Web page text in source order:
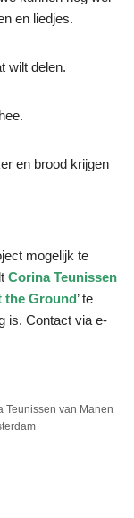
en liedjes.
wilt delen.
en brood krijgen
mogelijk te
Corina Teunissen
the Ground’ te
is. Contact via e-
Teunissen van Manen